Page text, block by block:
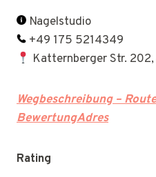
Nagelstudio
+49 175 5214349
Katternberger Str.
Wegbeschreibung –
BewertungAdres
Rating